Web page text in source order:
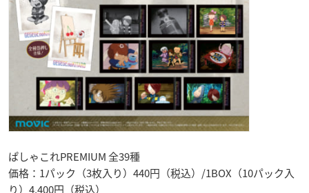
ぱしゃこれPREMIUM 全39種
価格：1パック（3枚入り）440円（税込）/1BOX（10パック入
り）4,400円（税込）